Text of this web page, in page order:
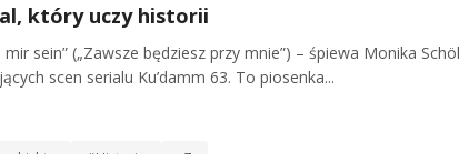
który uczy historii
sein” („Zawsze będziesz przy mnie”) – śpiewa Monika
scen serialu Ku’damm 63. To piosenka...